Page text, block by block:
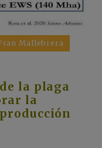
Mallebrera
la plaga
la